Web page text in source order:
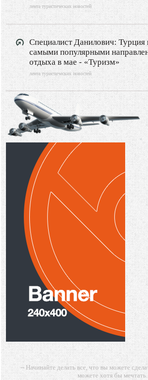
лента туристических новостей
Специалист Данилович: Турция
самыми популярными
отдыха в мае - «Туризм»
лента туристических новостей
-- Начинайте делать все, что вы можете
можете хотя бы мечтать.